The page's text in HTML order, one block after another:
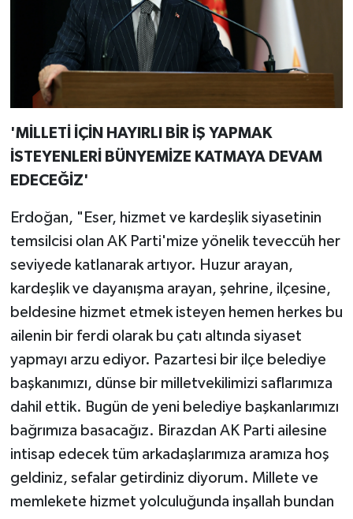
'MİLLETİ İÇİN HAYIRLI BİR İŞ YAPMAK
İSTEYENLERİ BÜNYEMİZE KATMAYA DEVAM
EDECEĞİZ'
Erdoğan, "Eser, hizmet ve kardeşlik siyasetinin
temsilcisi olan AK Parti'mize yönelik teveccüh her
seviyede katlanarak artıyor. Huzur arayan,
kardeşlik ve dayanışma arayan, şehrine, ilçesine,
beldesine hizmet etmek isteyen hemen herkes bu
ailenin bir ferdi olarak bu çatı altında siyaset
yapmayı arzu ediyor. Pazartesi bir ilçe belediye
başkanımızı, dünse bir milletvekilimizi saflarımıza
dahil ettik. Bugün de yeni belediye başkanlarımızı
bağrımıza basacağız. Birazdan AK Parti ailesine
intisap edecek tüm arkadaşlarımıza aramıza hoş
geldiniz, sefalar getirdiniz diyorum. Millete ve
memlekete hizmet yolculuğunda inşallah bundan